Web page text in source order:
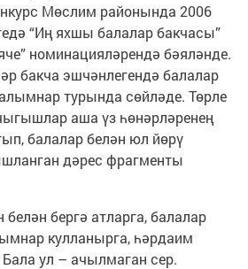
Мөслим районында 2006
“Иң яхшы балалар бакчасы”
номинацияләрендә бәяләнде.
бакча эшчәнлегендә балалар
турында сөйләде. Төрле
аша үз һөнәрләренең
балалар белән юл йөрү
дәрес фрагменты
бергә атларга, балалар
кулланырга, һәрдаим
ул – ачылмаган сер.